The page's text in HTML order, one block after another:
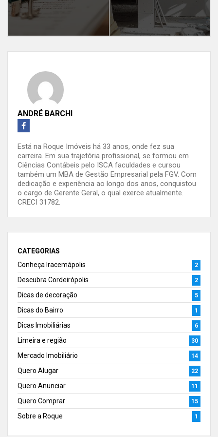
ANDRÉ BARCHI
Está na Roque Imóveis há 33 anos, onde fez sua
carreira. Em sua trajetória profissional, se formou em
Ciências Contábeis pelo ISCA faculdades e cursou
também um MBA de Gestão Empresarial pela FGV. Com
dedicação e experiência ao longo dos anos, conquistou
o cargo de Gerente Geral, o qual exerce atualmente.
CRECI 31782.
CATEGORIAS
Conheça Iracemápolis
2
Descubra Cordeirópolis 2
Dicas de decoração 5
Dicas do Bairro 1
Dicas Imobiliárias 6
Limeira e região 30
Mercado Imobiliário 14
Quero Alugar 22
Quero Anunciar 11
Quero Comprar 15
Sobre a Roque 1